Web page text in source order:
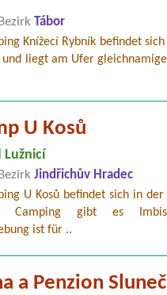
Bezirk Tábor
Knížecí Rybník befindet
und liegt am Ufer
U Kosů
Lužnicí
Jindřichův Hradec
U Kosů befindet sich in
Camping gibt es
ist für ..
a Penzion